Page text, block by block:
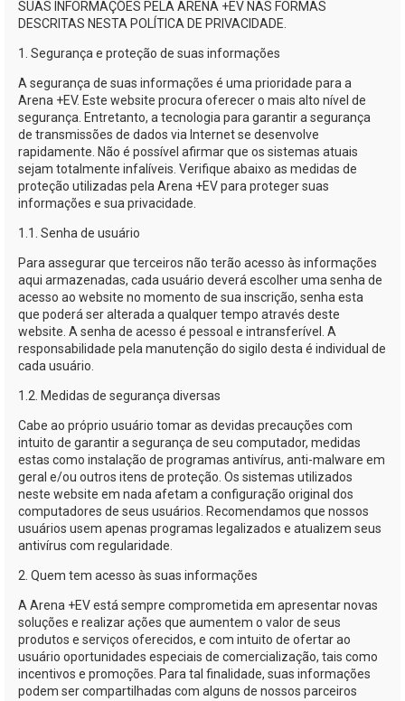
SUAS INFORMAÇÕES PELA ARENA +EVNAS FORMAS
DESCRITAS NESTA POLÍTICA DE PRIVACIDADE.
1. Segurança e proteção de suas informações
A segurança de suas informações é uma prioridade para a
Arena +EV. Este website procura oferecer o mais alto nível de
segurança. Entretanto, a tecnologia para garantir a segurança
de transmissões de dados via Internet se desenvolve
rapidamente. Não é possível afirmar que os sistemas atuais
sejam totalmente infalíveis. Verifique abaixo as medidas de
proteção utilizadas pela Arena +EVpara proteger suas
informações e sua privacidade.
1.1. Senha de usuário
Para assegurar que terceiros não terão acesso às informações
aqui armazenadas, cada usuário deverá escolher uma senha de
acesso ao website no momento de sua inscrição, senha esta
que poderá ser alterada a qualquer tempo através deste
website. A senha de acesso é pessoal e intransferível. A
responsabilidade pela manutenção do sigilo desta é individual de
cada usuário.
1.2. Medidas de segurança diversas
Cabe ao próprio usuário tomar as devidas precauções com
intuito de garantir a segurança de seu computador, medidas
estas como instalação de programas antivírus, anti-malware em
geral e/ou outros itens de proteção. Os sistemas utilizados
neste website em nada afetam a configuração original dos
computadores de seus usuários. Recomendamos que nossos
usuários usem apenas programas legalizados e atualizem seus
antivírus com regularidade.
2. Quem tem acesso às suas informações
A Arena +EVestá sempre comprometida em apresentar novas
soluções e realizar ações que aumentem o valor de seus
produtos e serviços oferecidos, e com intuito de ofertar ao
usuário oportunidades especiais de comercialização, tais como
incentivos e promoções. Para tal finalidade, suas informações
podem ser compartilhadas com alguns de nossos parceiros